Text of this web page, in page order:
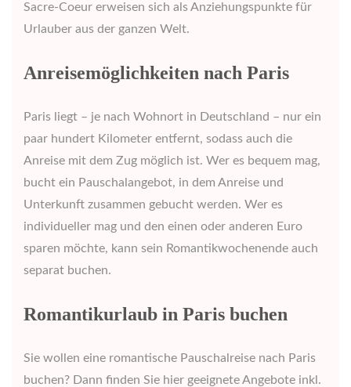
Sacre-Coeur erweisen sich als Anziehungspunkte für
Urlauber aus der ganzen Welt.
Anreisemöglichkeiten nach Paris
Paris liegt – je nach Wohnort in Deutschland – nur ein
paar hundert Kilometer entfernt, sodass auch die
Anreise mit dem Zug möglich ist. Wer es bequem mag,
bucht ein Pauschalangebot, in dem Anreise und
Unterkunft zusammen gebucht werden. Wer es
individueller mag und den einen oder anderen Euro
sparen möchte, kann sein Romantikwochenende auch
separat buchen.
Romantikurlaub in Paris buchen
Sie wollen eine romantische Pauschalreise nach Paris
buchen? Dann finden Sie hier geeignete Angebote inkl.